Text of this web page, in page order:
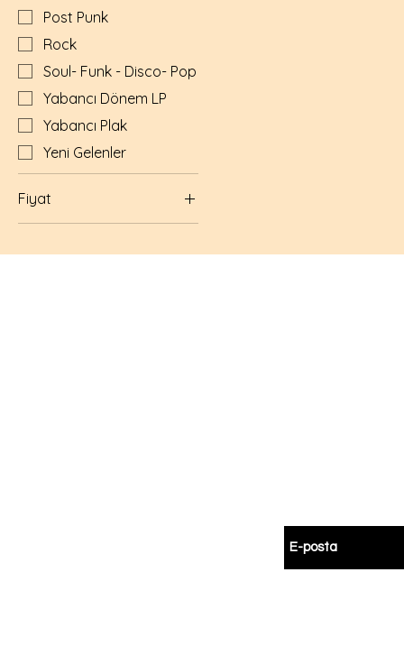
Post Punk
Rock
Soul- Funk - Disco- Pop
Yabancı Dönem LP
Yabancı Plak
Yeni Gelenler
Fiyat